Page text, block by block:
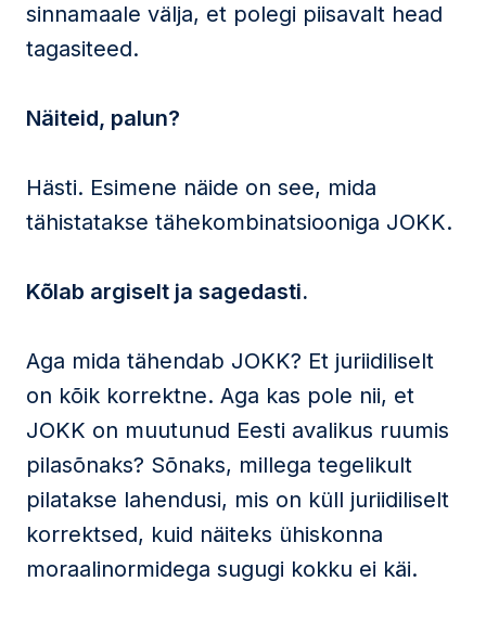
sinnamaale välja, et polegi piisavalt head
tagasiteed.
Näiteid, palun?
Hästi. Esimene näide on see, mida
tähistatakse tähekombinatsiooniga JOKK.
Kõlab argiselt ja sagedasti.
Aga mida tähendab JOKK? Et juriidiliselt
on kõik korrektne. Aga kas pole nii, et
JOKK on muutunud Eesti avalikus ruumis
pilasõnaks? Sõnaks, millega tegelikult
pilatakse lahendusi, mis on küll juriidiliselt
korrektsed, kuid näiteks ühiskonna
moraalinormidega sugugi kokku ei käi.